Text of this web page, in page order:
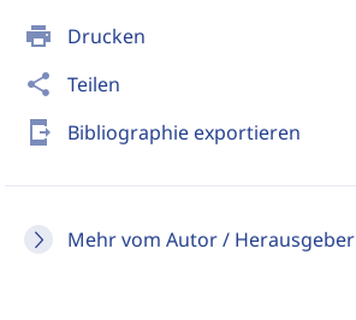
print Drucken
share Teilen
send_to_mobile Bibliographie exportieren
Mehr vom Autor / Herausgeber